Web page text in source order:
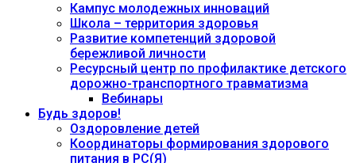
Кампус молодежных инноваций
Школа – территория здоровья
Развитие компетенций здоровой
бережливой личности
Ресурсный центр по профилактике детского
дорожно-транспортного травматизма
Вебинары
Будь здоров!
Оздоровление детей
Координаторы формирования здорового
питания в РС(Я)